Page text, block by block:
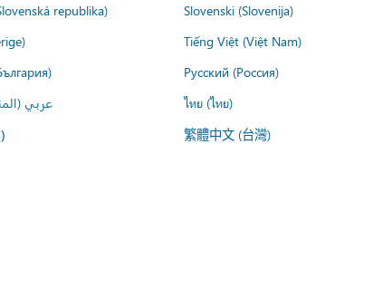
republika) Slovenski (Slovenija)
Tiếng Việt (Việt Nam)
Русский (Россия)
عربي ไทย (ไทย)
繁體中文 (台灣)